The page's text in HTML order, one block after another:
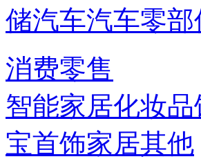
储汽车汽车零部
消费零售
智能家居化妆品
宝首饰家居其他